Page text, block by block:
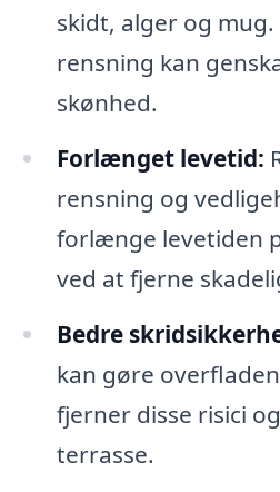
skidt, alger og
rensning kan
skønhed.
Forlænget levetid:
rensning og
forlænge levetiden
ved at fjerne
Bedre
kan gøre
fjerner disse risici
terrasse.